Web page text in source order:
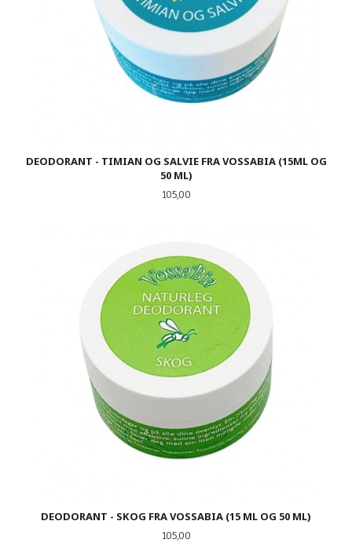
DEODORANT - TIMIAN OG SALVIE FRA VOSSABIA (15ML OG
50 ML)
Pris
105,00
DEODORANT - SKOG FRA VOSSABIA (15 ML OG 50 ML)
Pris
105,00